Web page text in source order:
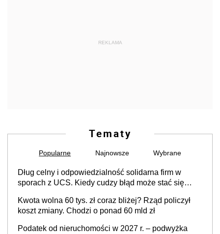
REKLAMA
Tematy
Popularne Najnowsze Wybrane
Dług celny i odpowiedzialność solidarna firm w
sporach z UCS. Kiedy cudzy błąd może stać się
Kwota wolna 60 tys. zł coraz bliżej? Rząd policzył
koszt zmiany. Chodzi o ponad 60 mld zł
Podatek od nieruchomości w 2027 r. – podwyżka